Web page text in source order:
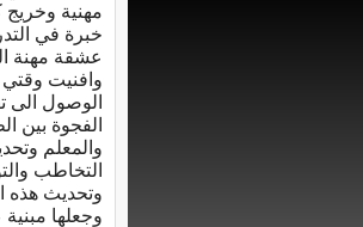
مهنية وخريج
عشقة مهنة
وافنيت
الوصول الى
الفجوة بين
والمعلم
التخاطب
وتحديث هذه
وجعلها